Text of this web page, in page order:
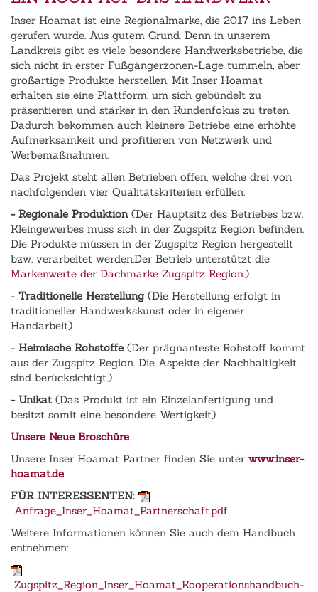
Inser Hoamat ist eine Regionalmarke, die 2017 ins Leben
gerufen wurde. Aus gutem Grund. Denn in unserem
Landkreis gibt es viele besondere Handwerksbetriebe, die
sich nicht in erster Fußgängerzonen-Lage tummeln, aber
großartige Produkte herstellen. Mit Inser Hoamat
erhalten sie eine Plattform, um sich gebündelt zu
präsentieren und stärker in den Kundenfokus zu treten.
Dadurch bekommen auch kleinere Betriebe eine erhöhte
Aufmerksamkeit und profitieren von Netzwerk und
Werbemaßnahmen.
Das Projekt steht allen Betrieben offen, welche drei von
nachfolgenden vier Qualitätskriterien erfüllen:
- Regionale Produktion (Der Hauptsitz des Betriebes bzw.
Kleingewerbes muss sich in der Zugspitz Region befinden.
Die Produkte müssen in der Zugspitz Region hergestellt
bzw. verarbeitet werden.Der Betrieb unterstützt die
Markenwerte der Dachmarke Zugspitz Region.)
- Traditionelle Herstellung(Die Herstellung erfolgt in
traditioneller Handwerkskunst oder in eigener
Handarbeit)
- Heimische Rohstoffe (Der prägnanteste Rohstoff kommt
aus der Zugspitz Region. Die Aspekte der Nachhaltigkeit
sind berücksichtigt.)
- Unikat (Das Produkt ist ein Einzelanfertigung und
besitzt somit eine besondere Wertigkeit)
Unsere Neue Broschüre
Unsere Inser Hoamat Partner finden Sie unter www.inser-
hoamat.de
FÜR INTERESSENTEN:
Anfrage_Inser_Hoamat_Partnerschaft.pdf
Weitere Informationen können Sie auch dem Handbuch
entnehmen:
Zugspitz_Region_Inser_Hoamat_Kooperationshandbuch-